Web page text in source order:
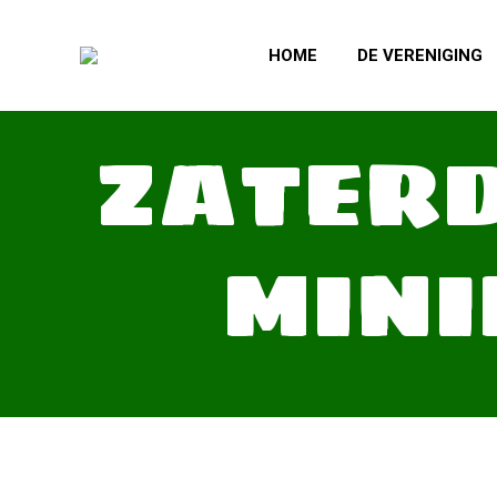
HOME DE VERENIGING